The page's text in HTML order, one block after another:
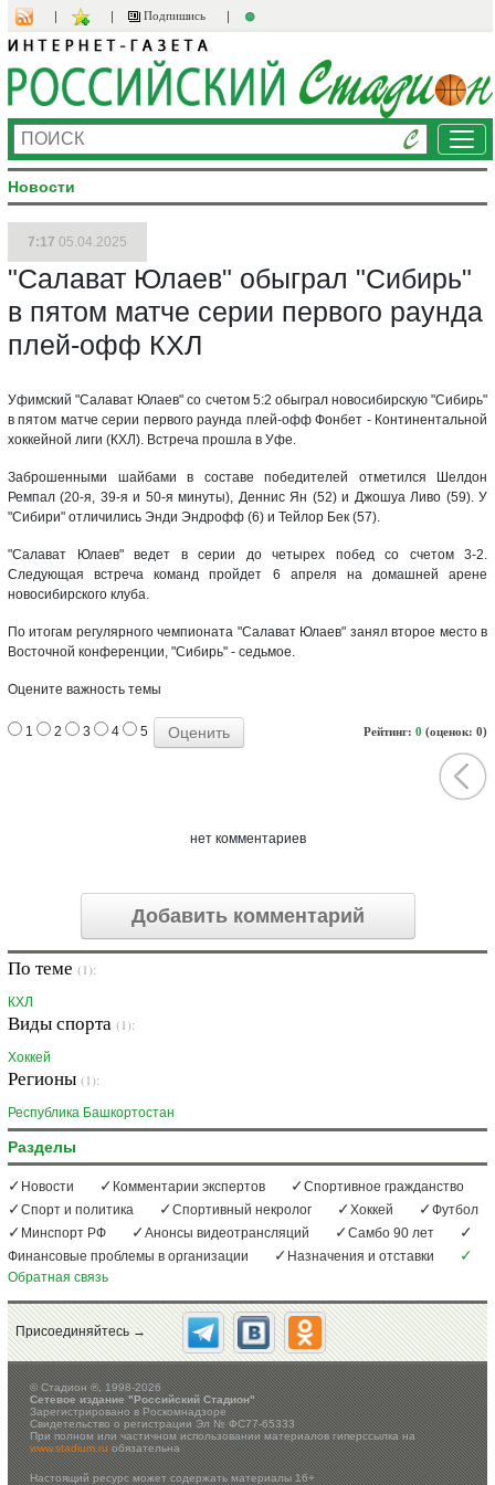
Подпишись
Новости
7:17 05.04.2025
"Салават Юлаев" обыграл "Сибирь"
в пятом матче серии первого раунда
плей-офф КХЛ
Уфимский "Салават Юлаев" со счетом 5:2 обыграл новосибирскую "Сибирь"
в пятом матче серии первого раунда плей-офф Фонбет - Континентальной
хоккейной лиги (КХЛ). Встреча прошла в Уфе.
Заброшенными шайбами в составе победителей отметился Шелдон
Ремпал (20-я, 39-я и 50-я минуты), Деннис Ян (52) и Джошуа Ливо (59). У
"Сибири" отличились Энди Эндрофф (6) и Тейлор Бек (57).
"Салават Юлаев" ведет в серии до четырех побед со счетом 3-2.
Следующая встреча команд пройдет 6 апреля на домашней арене
новосибирского клуба.
По итогам регулярного чемпионата "Салават Юлаев" занял второе место в
Восточной конференции, "Сибирь" - седьмое.
Оцените важность темы
Рейтинг: 0 (оценок: 0)
1 2 3 4 5
нет комментариев
Добавить комментарий
По теме (1):
КХЛ
Виды спорта (1):
Хоккей
Регионы (1):
Республика Башкортостан
Разделы
Новости Комментарии экспертов
Спортивное гражданство
Спорт и политика
Спортивный некролог Хоккей
Футбол
Минспорт РФ
Анонсы видеотрансляций
Самбо 90 лет
Финансовые проблемы в организации
Назначения и отставки
Обратная связь
Присоединяйтесь →
©Стадион ®, 1998-2026
Сетевое издание "Российский Стадион"
Зарегистрировано в Роскомнадзоре
Свидетельство о регистрации Эл № ФС77-65333
При полном или частичном использовании материалов гиперссылка на
www.stadium.ruобязательна
Настоящий ресурс может содержать материалы 16+